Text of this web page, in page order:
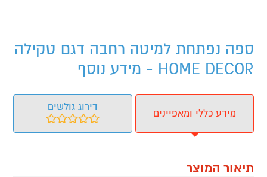
ספה נפתחת למיטה רחבה דגם טקילה
HOME DECOR - מידע נוסף
מידע כללי ומאפיינים
דירוג גולשים
תיאור המוצר